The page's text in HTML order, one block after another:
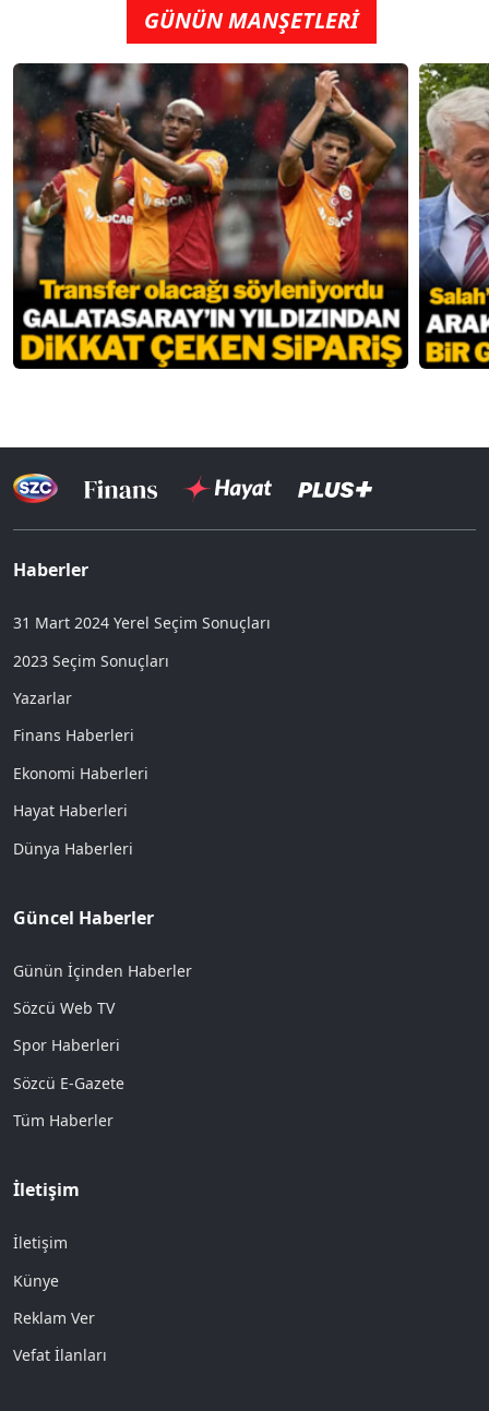
GÜNÜN MANŞETLERİ
Haberler
31 Mart 2024 Yerel Seçim Sonuçları
2023 Seçim Sonuçları
Yazarlar
Finans Haberleri
Ekonomi Haberleri
Hayat Haberleri
Dünya Haberleri
Güncel Haberler
Günün İçinden Haberler
Sözcü Web TV
Spor Haberleri
Sözcü E-Gazete
Tüm Haberler
İletişim
İletişim
Künye
Reklam Ver
Vefat İlanları